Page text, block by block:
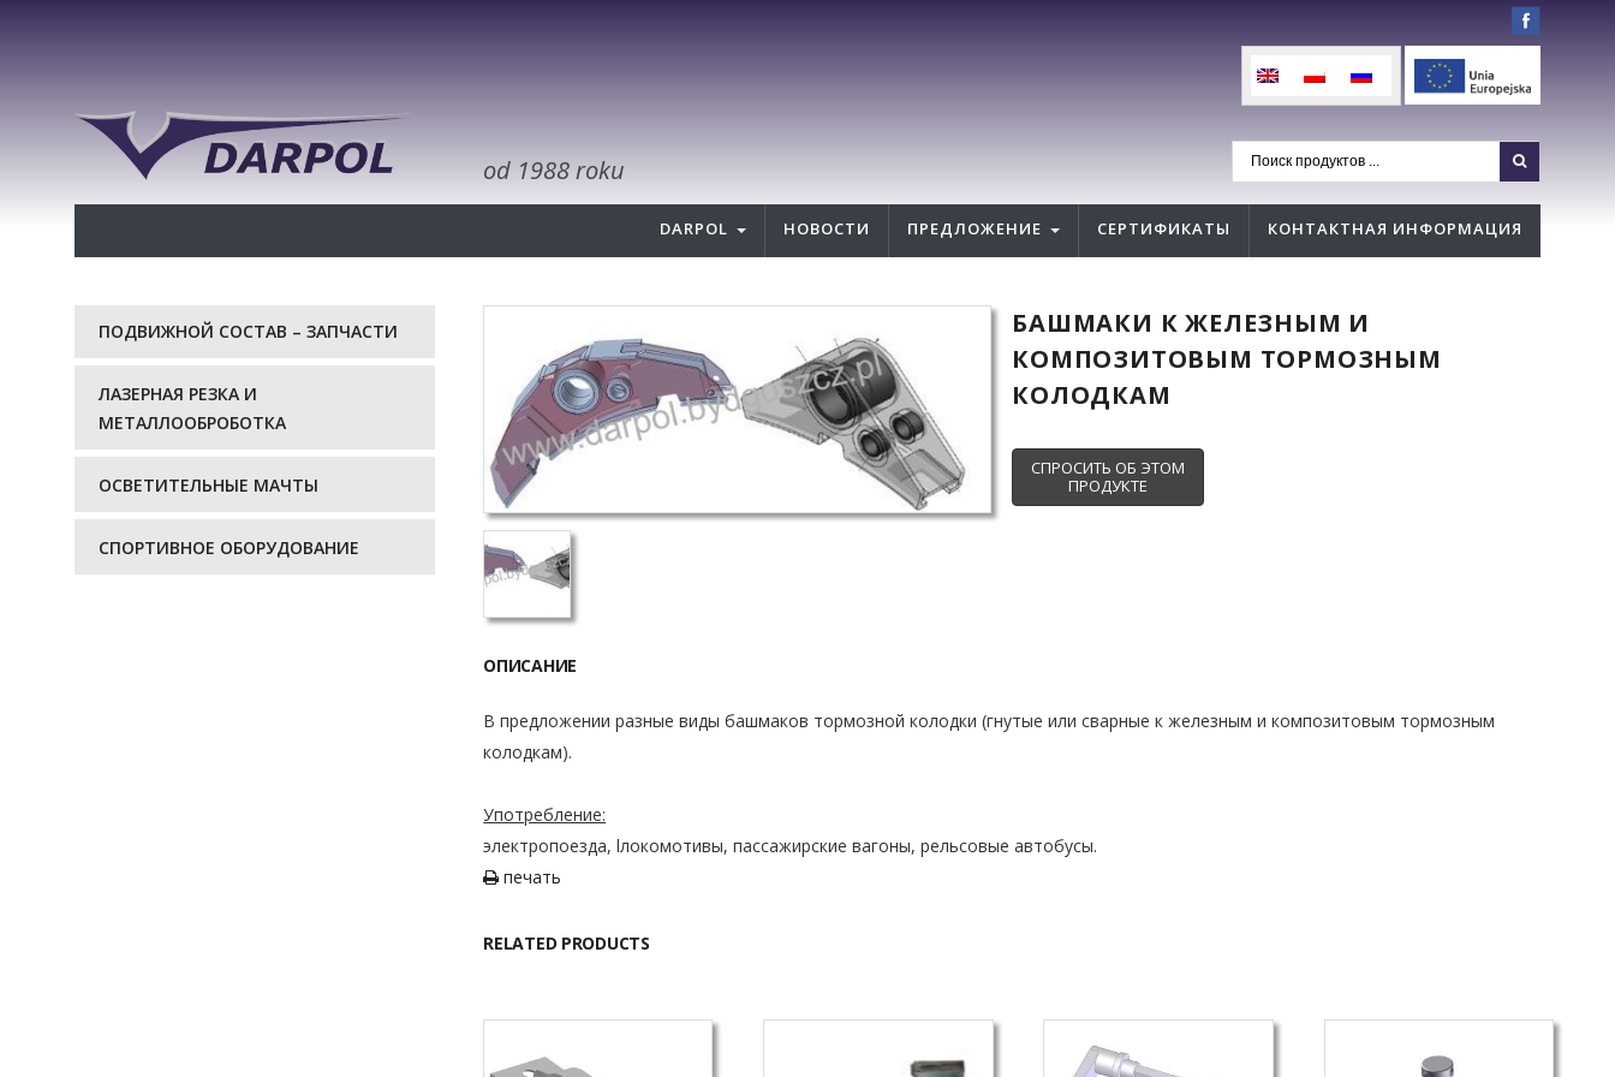
od 1988 roku
DARPOL НОВОСТИ ПРЕДЛОЖЕНИЕ СЕРТИФИКАТЫ КОНТАКТНАЯ ИНФОРМАЦИЯ
БАШМАКИ К ЖЕЛЕЗНЫМ И
КОМПОЗИТОВЫМ ТОРМОЗНЫМ
КОЛОДКАМ
ОПИСАНИЕ
В предложении разные виды башмаков тормозной колодки (гнутые или сварные к железным и композитовым тормозным
колодкам).
Употребление:
электропоезда, lлокомотивы, пассажирские вагоны, рельсовые автобусы.
печать
RELATED PRODUCTS
ПОДВИЖНОЙ СОСТАВ – ЗАПЧАСТИ
ЛАЗЕРНАЯ РЕЗКА И
МЕТАЛЛООБРОБОТКА
ОСВЕТИТЕЛЬНЫЕ МАЧТЫ
СПОРТИВНОЕ ОБОРУДОВАНИЕ